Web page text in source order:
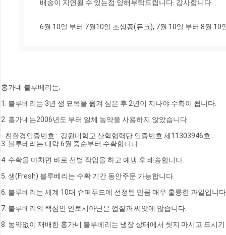
배송이 지연될 수 있는점 양해부탁드립니다. 감사합니다.
6월 10일 부터 7월10일 조생종(듀크), 7월 10일 부터 8월 10
홍가네 블루베리는;
1. 블루베리는 3년 생 묘목을 옮겨 심은 후 2년이 지나야 수확이 됩니다.
2. 홍가네는2006년도 부터 일체 농약을 사용하지 않았습니다.
- 친환경인증번호 :  강원대학교 산학협력단 인증번호 제11303946호
3. 블루베리는 대략 6월 중순부터 수확합니다.
4. 수확을 마치면 바로 선별 작업을 하고 예냉 후 배송합니다.
5. 생(Fresh) 블루베리는 수확 기간 동안주문 가능합니다.
6. 블루베리는 세계 10대 슈퍼푸드에 선정된 만큼 매우 훌륭한 과일입니
7. 블루베리의 핵심인 안토시아닌은 껍질과 씨앗에 많습니다.
8. 농약없이 재배한 홍가네 블루베리는 냉장 상태에서 씻지 마시고 드시